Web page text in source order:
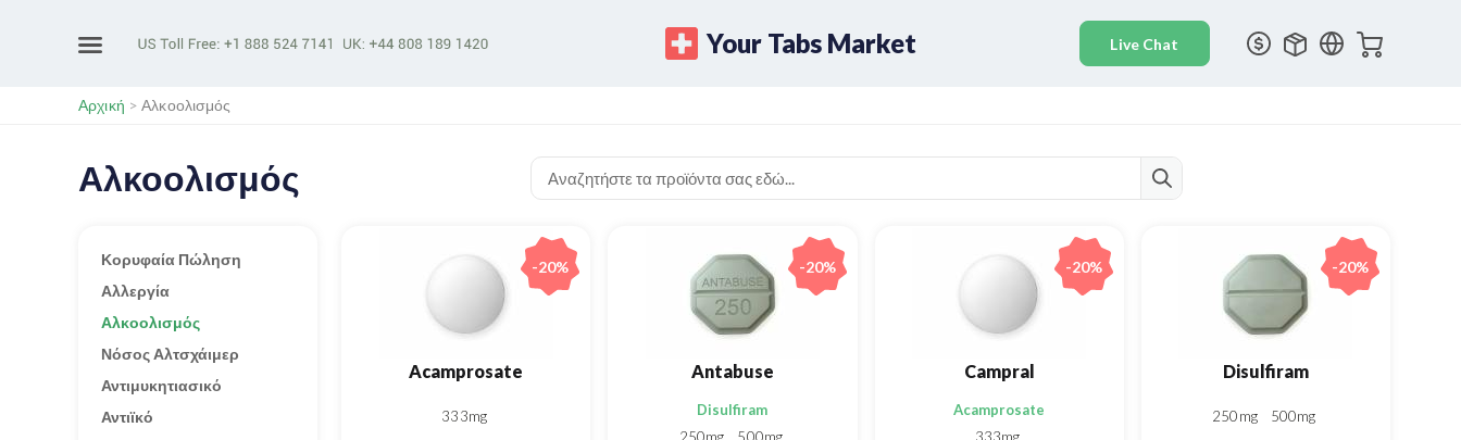
Your Tabs Market
Αρχική >Αλκοολισμός
Αλκοολισμός
Κορυφαία Πώληση
Αλλεργία
Αλκοολισμός
Νόσος Αλτσχάιμερ
Αντιμυκητιασικό
Αντιϊκό
Acamprosate
333mg
-20%
Antabuse
Disulfiram
-20%
Campral
Acamprosate
-20%
Disulfiram
250mg 500mg
-20%